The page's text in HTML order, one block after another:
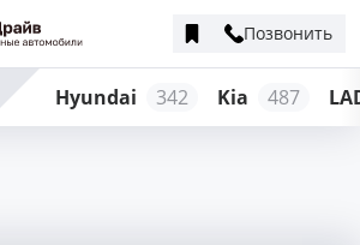
Позвонить
Hyundai 342 Kia 487